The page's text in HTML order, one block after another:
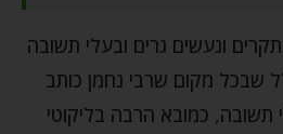
ונעשים גרים ובעלי תשובה
שבכל מקום שרבי נחמן כותב
תשובה, כמובא הרבה בליקוטי